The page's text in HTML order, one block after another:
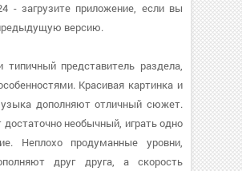
- загрузите приложение, если вы
версию.
представитель раздела,
Красивая картинка и
дополняют отличный сюжет.
необычный, играть одно
Неплохо продуманные уровни,
друг друга, а скорость